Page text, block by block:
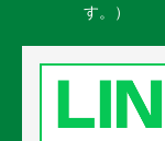
す。）